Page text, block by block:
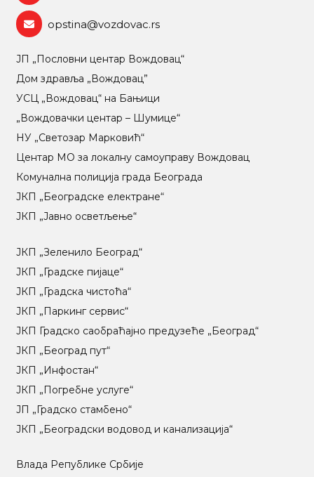
opstina@vozdovac.rs
ЈП „Пословни центар Вождовац“
Дом здравља „Вождовац”
УСЦ „Вождовац“ на Бањици
„Вождовачки центар – Шумице“
НУ „Светозар Марковић“
Центар МO за локалну самоуправу Вождовац
Комунална полиција града Београда
ЈКП „Београдске електране“
ЈКП „Јавно осветљење“
ЈКП „Зеленило Београд“
ЈКП „Градске пијаце“
ЈКП „Градска чистоћа“
ЈКП „Паркинг сервис“
ЈКП Градско саобраћајно предузеће „Београд“
ЈКП „Београд пут“
ЈКП „Инфостан“
ЈКП „Погребне услуге“
ЈП „Градско стамбено“
ЈКП „Београдски водовод и канализација“
Влада Републике Србије